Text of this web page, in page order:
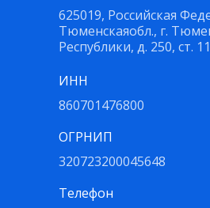
ИНН
ОГРНИП
860701476800
320723200045648
625019, Российская
Тюменскаяобл., г.
Республики, д. 250, ст.
Телефон